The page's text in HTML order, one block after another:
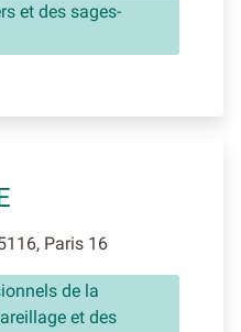
et des sages-
Paris 16
de la
et des